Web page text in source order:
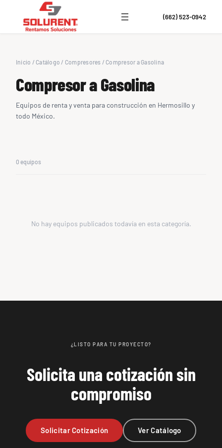
(662) 523-0942
Inicio / Catálogo / Compresores / Compresor a Gasolina
Compresor a Gasolina
Equipos de renta y venta para construcción en Hermosillo y
todo México.
0 equipos
No hay equipos publicados todavía en esta categoría.
¿LISTO PARA TU PROYECTO?
Solicita una cotización sin
compromiso
Solicitar Cotización Ver Catálogo